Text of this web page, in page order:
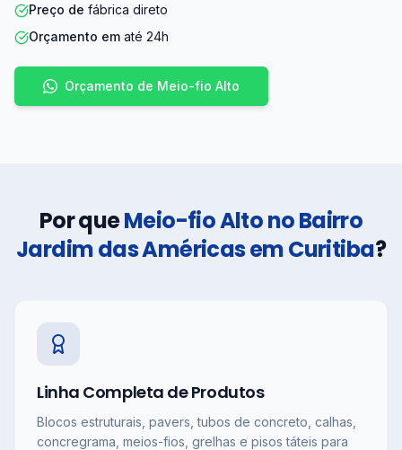
Preço de fábrica direto
Orçamento em até 24h
Orçamento de Meio-fio Alto
Por queMeio-fio Alto no Bairro
Jardim das Américas em Curitiba?
Linha Completa de Produtos
Blocos estruturais, pavers, tubos de concreto, calhas,
concregrama, meios-fios, grelhas e pisos táteis para